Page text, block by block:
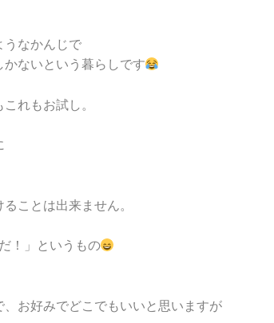
うなかんじで
ないという暮らしです
れもお試し。
ことは出来ません。
！」というもの
お好みでどこでもいいと思いますが